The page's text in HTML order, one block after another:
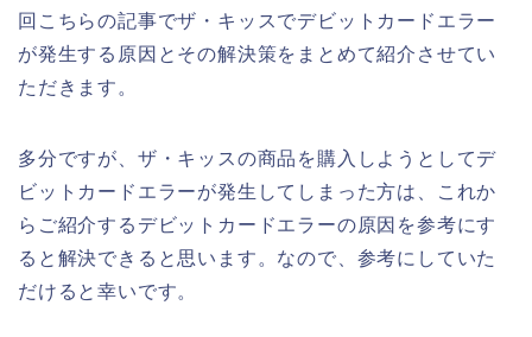
回こちらの記事でザ・キッスでデビットカードエラー
が発生する原因とその解決策をまとめて紹介させてい
ただきます。
多分ですが、ザ・キッスの商品を購入しようとしてデ
ビットカードエラーが発生してしまった方は、これか
らご紹介するデビットカードエラーの原因を参考にす
ると解決できると思います。なので、参考にしていた
だけると幸いです。